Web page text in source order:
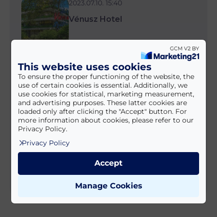
2023.07.10. 15:40
Vénusz Hotel
2023.07.10. 15:28
Renegade Hotel
2023.07.10. 14:58
Piknik Wellness Hotel ***
This website uses cookies
To ensure the proper functioning of the website, the
use of certain cookies is essential. Additionally, we
use cookies for statistical, marketing measurement,
and advertising purposes. These latter cookies are
loaded only after clicking the "Accept" button. For
more information about cookies, please refer to our
Privacy Policy.
Privacy Policy
Manage Cookies
Accept